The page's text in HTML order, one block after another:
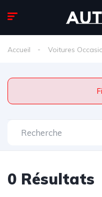
Accueil Voitures
0 Résultats